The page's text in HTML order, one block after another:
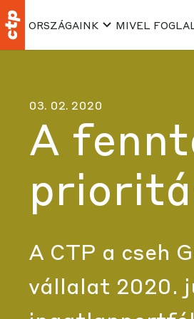
ORSZÁGAINK MIVEL
03. 02. 2020
A
A CTP a cseh
vállalat 2020.